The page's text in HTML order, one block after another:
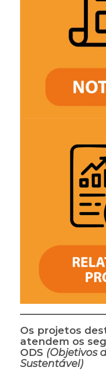
Os projetos
atendem os
ODS (Objetivos
Sustentável)